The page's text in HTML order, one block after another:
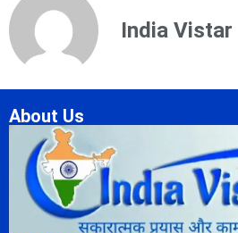
India Vistar
About Us